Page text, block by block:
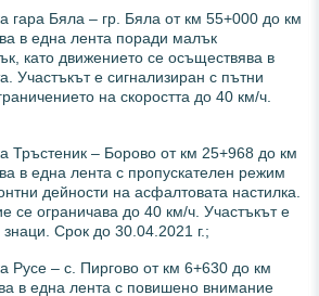
гара Бяла – гр. Бяла от км 55+000 до км
в една лента поради малък
като движението се осъществява в
Участъкът е сигнализиран с пътни
на скоростта до 40 км/ч.
Тръстеник – Борово от км 25+968 до км
в една лента с пропускателен режим
дейности на асфалтовата настилка.
се ограничава до 40 км/ч. Участъкът е
Срок до 30.04.2021 г.;
Русе – с. Пиргово от км 6+630 до км
в една лента с повишено внимание